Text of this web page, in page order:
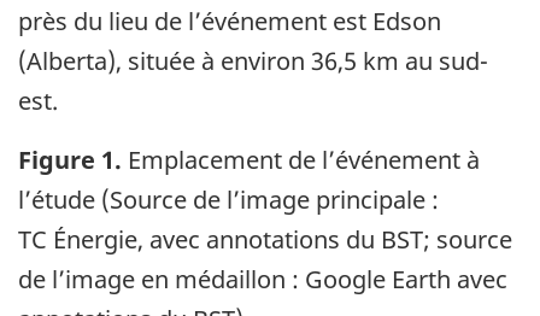
près du lieu de l’événement est Edson
(Alberta), située à environ 36,5 km au sud-
est.
Figure 1. Emplacement de l’événement à
l’étude (Source de l’image principale :
TC Énergie, avec annotations du BST; source
de l’image en médaillon : Google Earth avec